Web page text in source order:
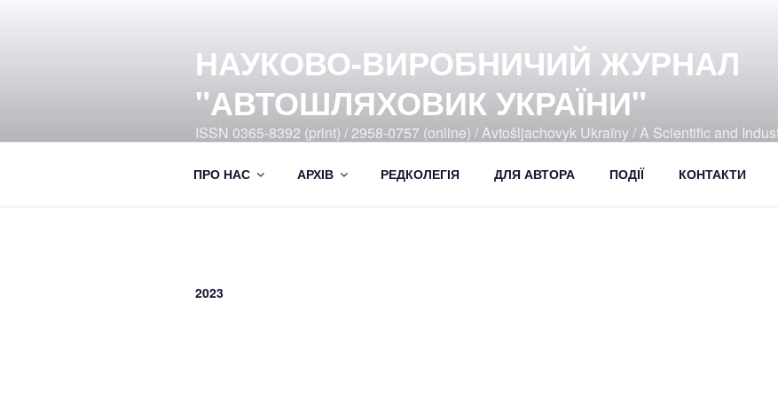
НАУКОВО-ВИРОБНИЧИЙ ЖУРНАЛ
"АВТОШЛЯХОВИК УКРАЇНИ"
ISSN 0365-8392 (print) / 2958-0757 (online) / Avtošljachovyk Ukraïny / A Scientific and
ПРО НАС АРХІВ РЕДКОЛЕГІЯ ДЛЯ АВТОРА ПОДІЇ КОНТАКТИ
2023